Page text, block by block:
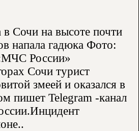
Сочи на высоте почти
напала гадюка Фото:
России»
Сочи турист
змеей и оказался в
пишет Telegram -канал